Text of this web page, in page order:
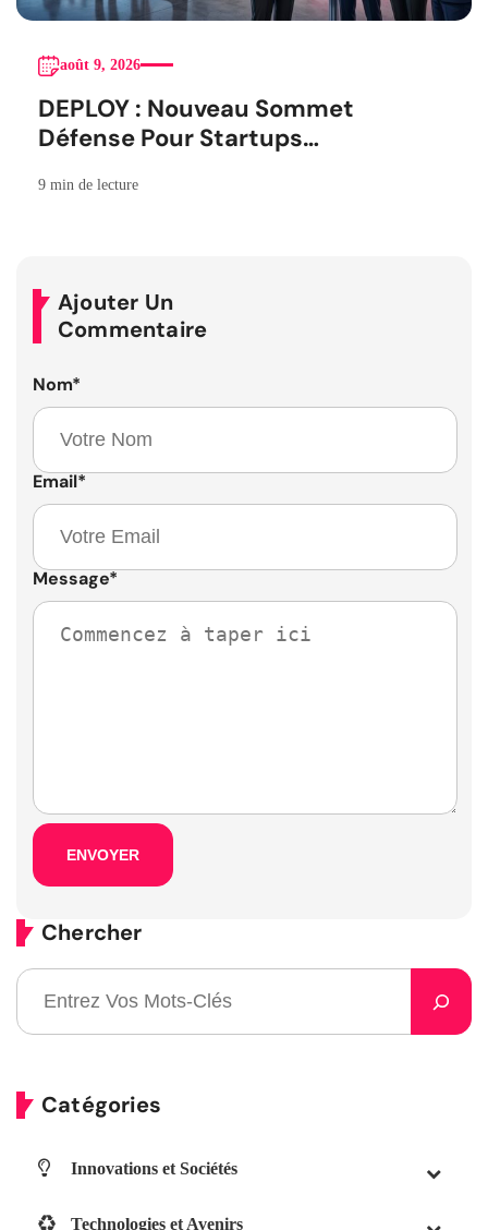
août 9, 2026
DEPLOY : Nouveau Sommet
Défense Pour Startups
9 min de lecture
Ajouter Un
Commentaire
Nom*
Email*
Message*
Chercher
Catégories
Innovations et Sociétés
Technologies et Avenirs